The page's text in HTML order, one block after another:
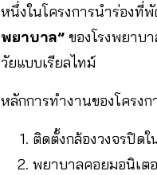
หนึ่งในโครงการนำร่องที่
พยาบาล” ของโรงพยาบ
วัยแบบเรียลไทม์
หลักการทำงานของโครงก
ติดตั้งกล้องวงจรปิด
พยาบาลคอยมอนิเต